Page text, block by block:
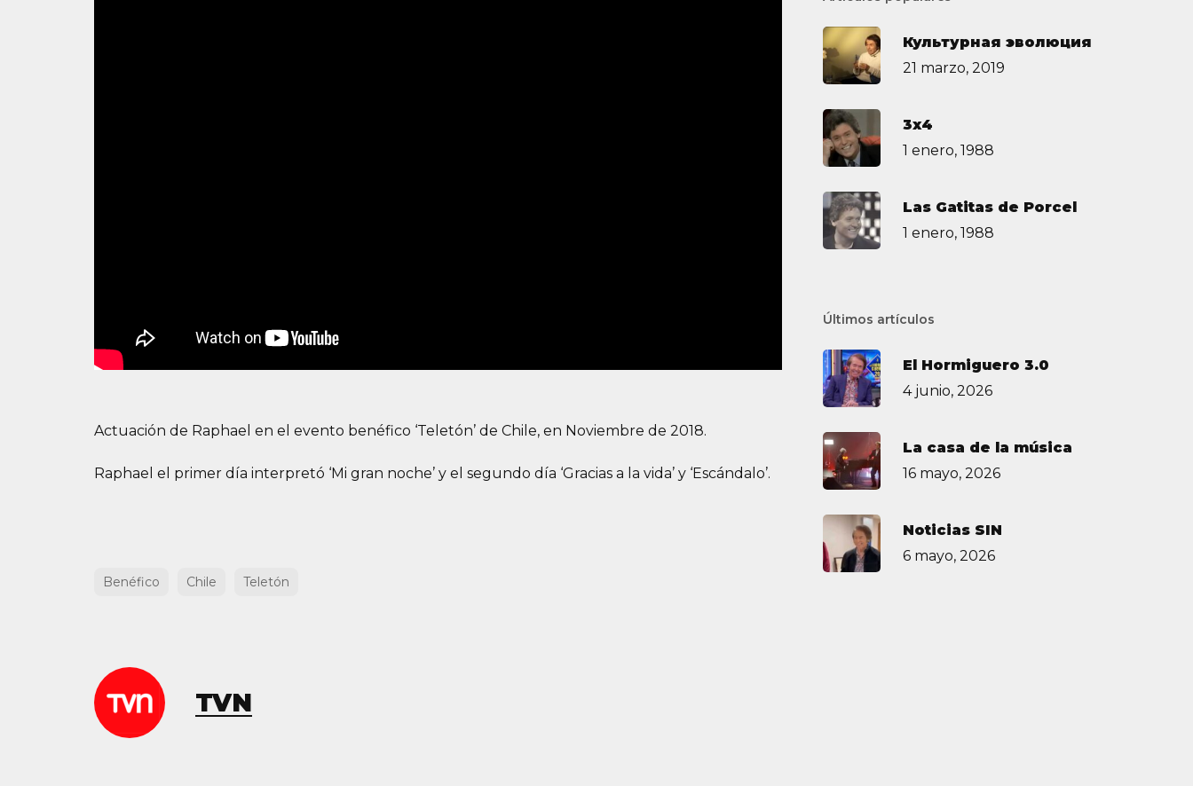
Actuación de Raphael en el evento benéfico ‘Teletón’ de Chile, en Noviembre de 2018.
Raphael el primer día interpretó ‘Mi gran noche’ y el segundo día ‘Gracias a la vida’ y ‘Escándalo’.
Benéfico Chile Teletón
TVN
Культурная эволюция
21 marzo, 2019
3х4
1 enero, 1988
Las Gatitas de Porcel
1 enero, 1988
Últimos artículos
El Hormiguero 3.0
4 junio, 2026
La casa de la música
16 mayo, 2026
Noticias SIN
6 mayo, 2026